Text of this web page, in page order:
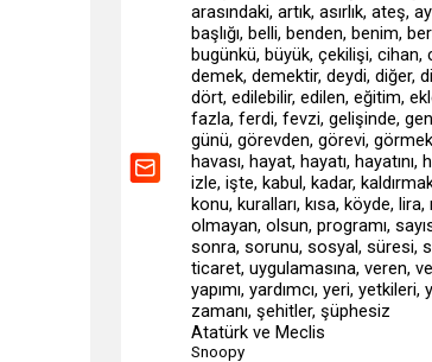
Atatürk ve Meclis
Snoopy